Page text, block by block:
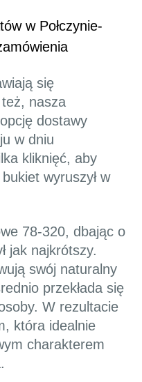
w Połczynie-
się
nasza
dostawy
w dniu
kliknięć, aby
wyruszył w
78-320, dbając o
jak najkrótszy.
swój naturalny
przekłada się
W rezultacie
która idealnie
charakterem